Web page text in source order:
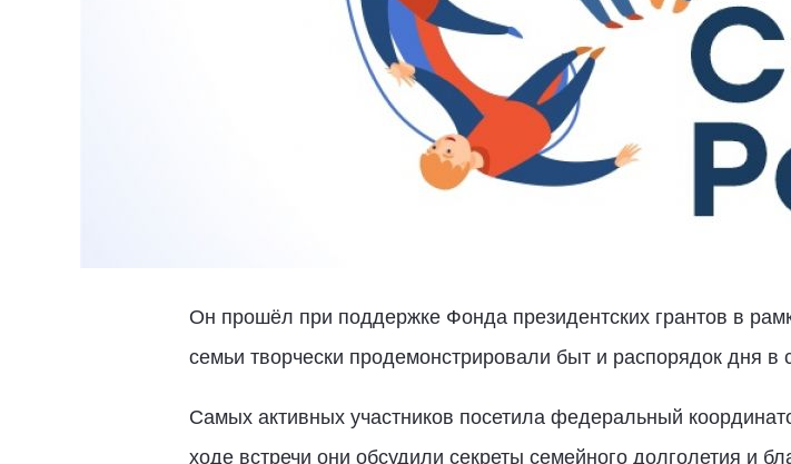
Он прошёл при поддержке Фонда президентских грантов в
семьи творчески продемонстрировали быт и распорядок дня в
Самых активных участников посетила федеральный
ходе встречи они обсудили секреты семейного долголетия и